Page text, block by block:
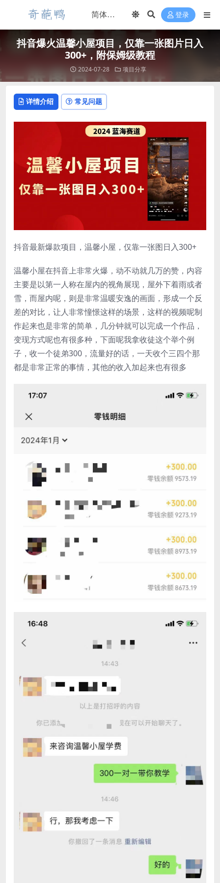
登录
抖音爆火温馨小屋项目，仅靠一张图片日入
300+，附保姆级教程
2024-07-28 项目分享
详情介绍 常见问题
抖音最新爆款项目，温馨小屋，仅靠一张图日入300+
温馨小屋在抖音上非常火爆，动不动就几万的赞，内容
主要是以第一人称在屋内的视角展现，屋外下着雨或者
雪，而屋内呢，则是非常温暖安逸的画面，形成一个反
差的对比，让人非常憧憬这样的场景，这样的视频呢制
作起来也是非常的简单，几分钟就可以完成一个作品，
变现方式呢也有很多种，下面呢我拿收徒这个举个例
子，收一个徒弟300，流量好的话，一天收个三四个那
都是非常正常的事情，其他的收入加起来也有很多